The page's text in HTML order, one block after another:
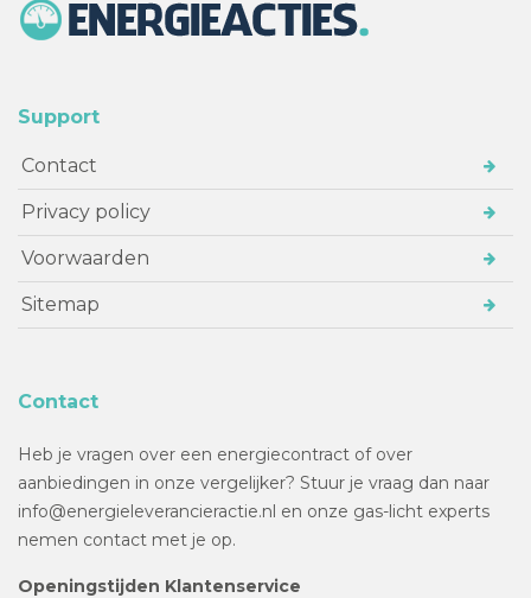
Support
Contact
Privacy policy
Voorwaarden
Sitemap
Contact
Heb je vragen over een energiecontract of over
aanbiedingen in onze vergelijker? Stuur je vraag dan naar
info@energieleverancieractie.nl en onze gas-licht experts
nemen contact met je op.
Openingstijden Klantenservice